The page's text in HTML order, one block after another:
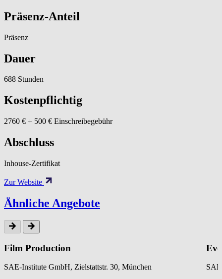
Präsenz-Anteil
Präsenz
Dauer
688 Stunden
Kostenpflichtig
2760 € + 500 € Einschreibegebühr
Abschluss
Inhouse-Zertifikat
Zur Website
Ähnliche Angebote
Film Production
SAE-Institute GmbH, Zielstattstr. 30, München